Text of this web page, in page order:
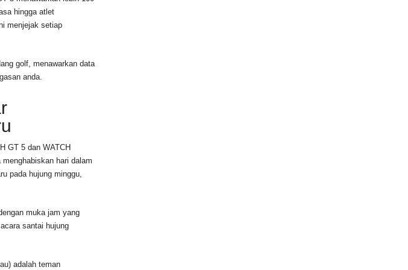
hingga atlet
menjejak setiap
golf, menawarkan data
anda.
GT 5 dan WATCH
hari dalam
pada hujung minggu,
muka jam yang
santai hujung
adalah teman